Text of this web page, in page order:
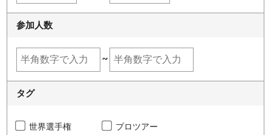
参加人数
~
タグ
世界選手権 プロツアー